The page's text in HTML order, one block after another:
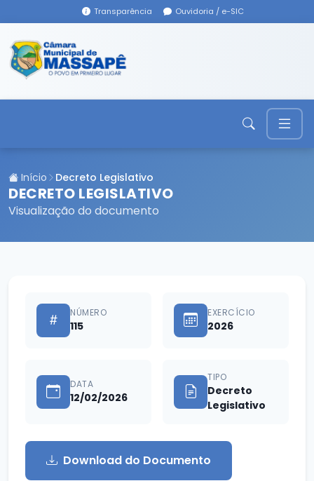
Transparência Ouvidoria / e-SIC
Início Decreto Legislativo
DECRETO LEGISLATIVO
Visualização do documento
NÚMERO
115
EXERCÍCIO
2026
DATA
12/02/2026
TIPO
Decreto
Legislativo
Download do Documento